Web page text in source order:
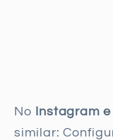
No Instagram
similar: